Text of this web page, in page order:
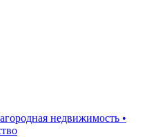
недвижимость •